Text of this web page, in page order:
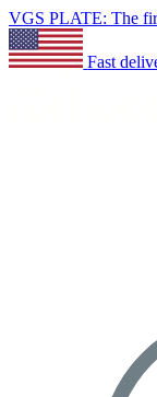
VGS PLATE: The
Fast